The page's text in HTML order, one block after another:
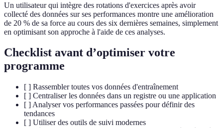
Un utilisateur qui intègre des rotations d'exercices après avoir
collecté des données sur ses performances montre une amélioration
de 20 % de sa force au cours des six dernières semaines, simplement
en optimisant son approche à l'aide de ces analyses.
Checklist avant d’optimiser votre
programme
[ ] Rassembler toutes vos données d'entraînement
[ ] Centraliser les données dans un registre ou une application
[ ] Analyser vos performances passées pour définir des
tendances
[ ] Utiliser des outils de suivi modernes